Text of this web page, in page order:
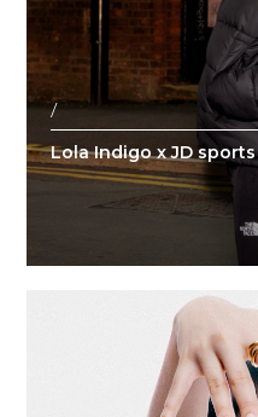
/
Lola Indigo x JD sports